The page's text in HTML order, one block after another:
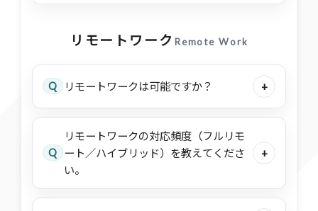
リモートワーク Remote Work
Q リモートワークは可能ですか？ +
Q
リモートワークの対応頻度（フルリモ
ート／ハイブリッド）を教えてくださ
い。
+